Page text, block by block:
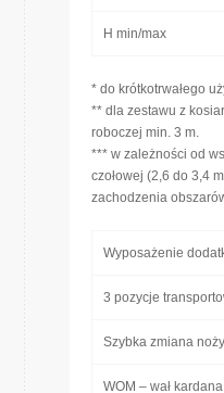
H min/max
* do krótkotrwałego
** dla zestawu z
roboczej min. 3 m.
*** w zależności od
czołowej (2,6 do 3,4
zachodzenia
Wyposażenie
3 pozycje
Szybka zmiana noży
WOM – wał kardana